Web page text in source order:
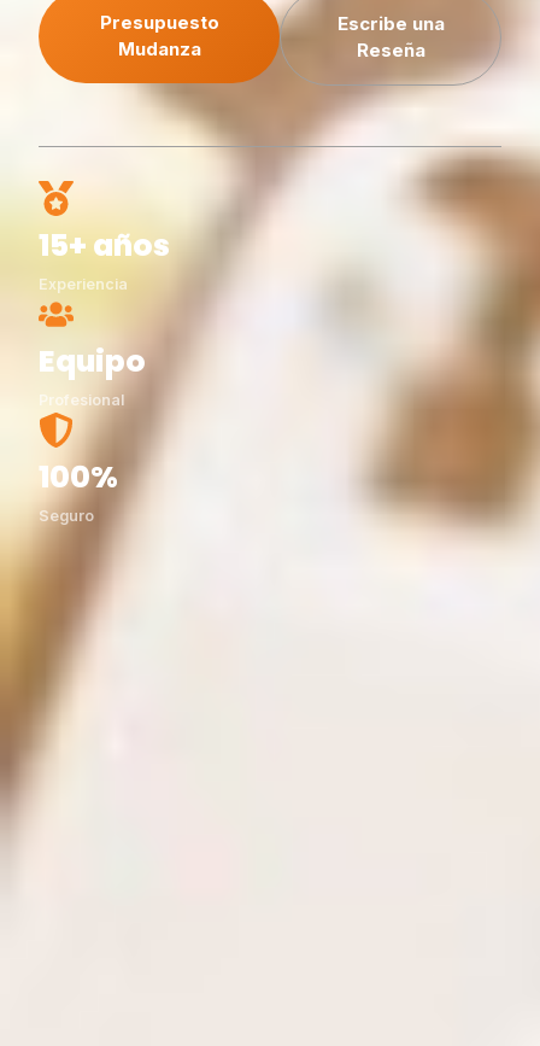
Presupuesto
Mudanza
Escribe una
Reseña
15+ años
Experiencia
Equipo
Profesional
100%
Seguro